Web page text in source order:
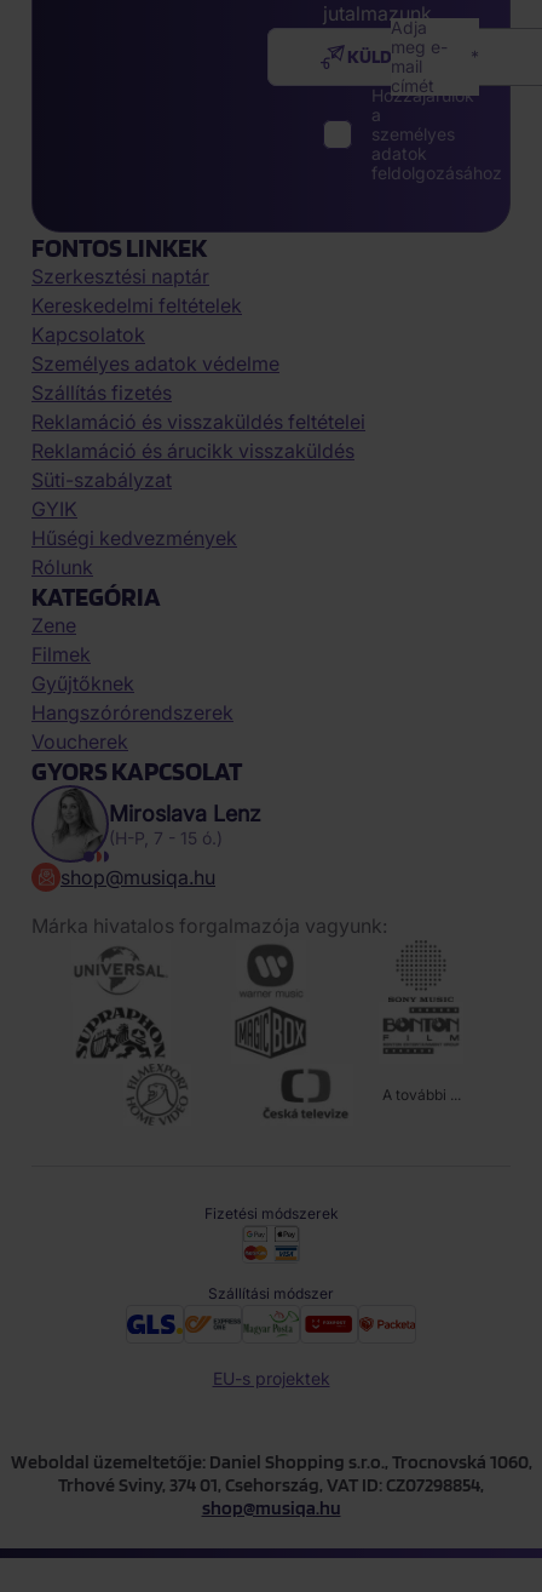
jutalmazunk.
Adja
meg e-
mail
címét
KÜLDÉS
Hozzájárulok
a
személyes
adatok
feldolgozásához
FONTOS LINKEK
Szerkesztési naptár
Kereskedelmi feltételek
Kapcsolatok
Személyes adatok védelme
Szállítás fizetés
Reklamáció és visszaküldés feltételei
Reklamáció és árucikk visszaküldés
Süti-szabályzat
GYIK
Hűségi kedvezmények
Rólunk
KATEGÓRIA
Zene
Filmek
Gyűjtőknek
Hangszórórendszerek
Voucherek
GYORS KAPCSOLAT
Miroslava Lenz
(H-P, 7 - 15 ó.)
shop@musiqa.hu
Márka hivatalos forgalmazója vagyunk:
A további ...
Fizetési módszerek
Szállítási módszer
EU-s projektek
Weboldal üzemeltetője: Daniel Shopping s.r.o., Trocnovská 1060,
Trhové Sviny, 374 01, Csehország, VAT ID: CZ07298854,
shop@musiqa.hu